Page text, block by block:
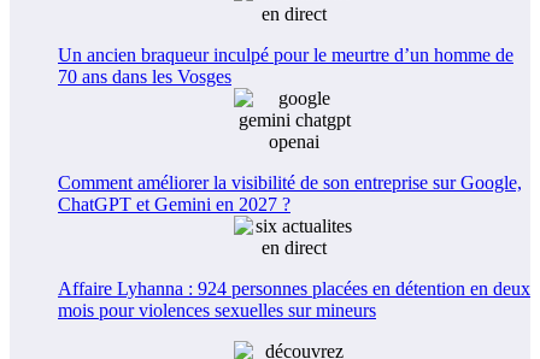
Un ancien braqueur inculpé pour le meurtre d’un homme de
70 ans dans les Vosges
Comment améliorer la visibilité de son entreprise sur Google,
ChatGPT et Gemini en 2027 ?
Affaire Lyhanna : 924 personnes placées en détention en deux
mois pour violences sexuelles sur mineurs